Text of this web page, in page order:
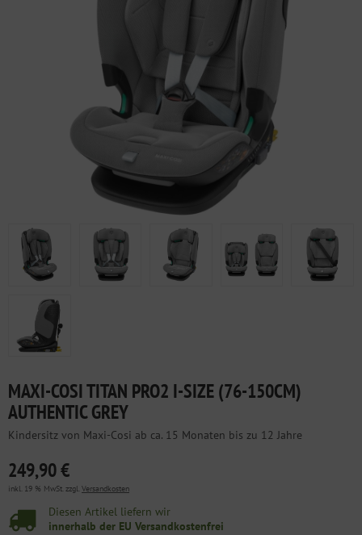
MAXI-COSI TITAN PRO2 I-SIZE (76-150CM)
AUTHENTIC GREY
Kindersitz von Maxi-Cosi ab ca. 15 Monaten bis zu 12 Jahre
249,90 €
inkl. 19 % MwSt. zzgl. Versandkosten
Diesen Artikel liefern wir
innerhalb der EU Versandkostenfrei